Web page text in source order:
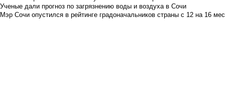
Ученые дали прогноз по загрязнению воды и воздуха в Сочи
Мэр Сочи опустился в рейтинге градоначальников страны с 12 на 16